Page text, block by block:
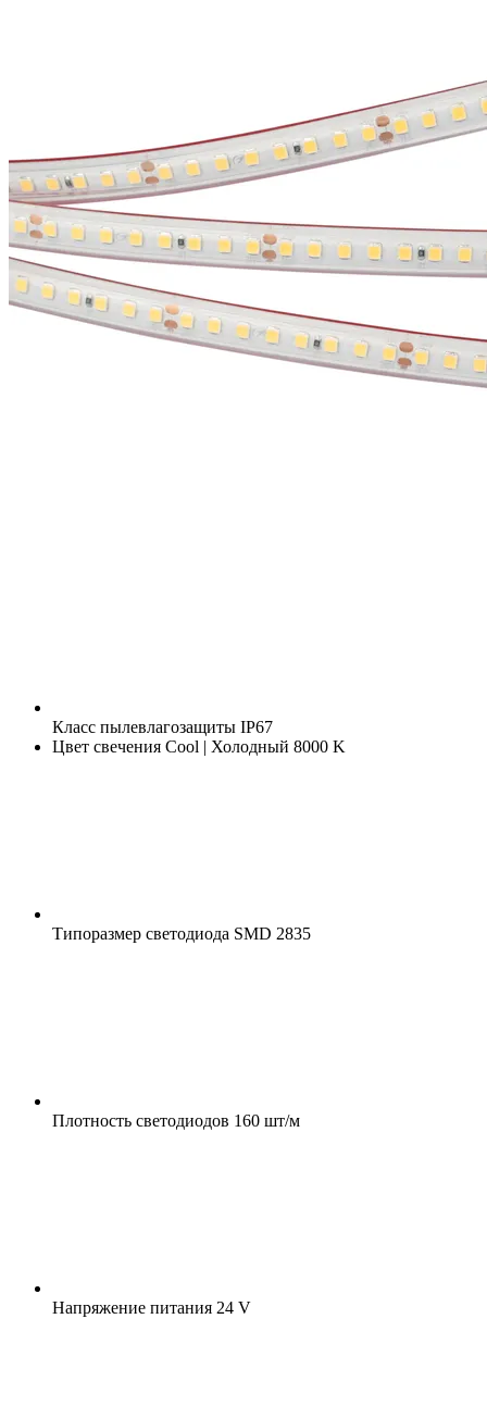
Класс пылевлагозащиты IP67
Цвет свечения Cool | Холодный 8000 K
Типоразмер светодиода SMD 2835
Плотность светодиодов 160 шт/м
Напряжение питания 24 V